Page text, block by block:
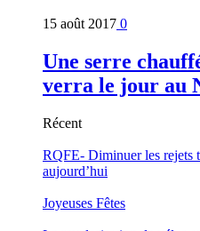
15 août 2017 0
Une serre
verra le jour au
Récent
RQFE- Diminuer les rejets
aujourd’hui
Joyeuses Fêtes